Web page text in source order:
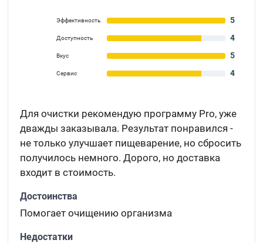
Эффективность 5
Доступность 4
Вкус 5
Сервис 4
Для очистки рекомендую программу Pro, уже
дважды заказывала. Результат понравился -
не только улучшает пищеварение, но сбросить
получилось немного. Дорого, но доставка
входит в стоимость.
Достоинства
Помогает очищению организма
Недостатки